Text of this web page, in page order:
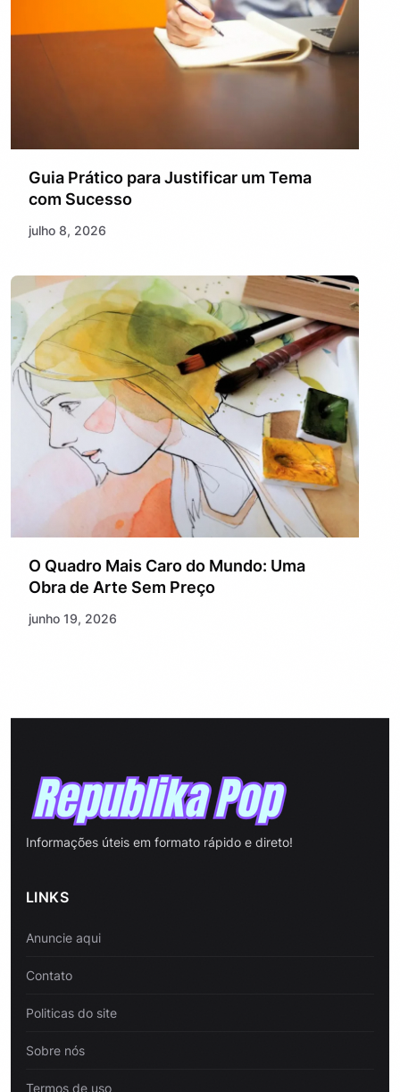
Guia Prático para Justificar um Tema
com Sucesso
julho 8, 2026
O Quadro Mais Caro do Mundo: Uma
Obra de Arte Sem Preço
junho 19, 2026
Informações úteis em formato rápido e direto!
LINKS
Anuncie aqui
Contato
Politicas do site
Sobre nós
Termos de uso